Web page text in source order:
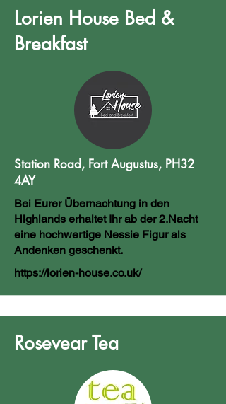
Lorien House Bed &
Breakfast
Station Road, Fort Augustus, PH32
4AY
Bei Eurer Übernachtung in den
Highlands erhaltet Ihr ab der 2.Nacht
eine hochwertige Nessie Figur als
Andenken geschenkt.
https://lorien-house.co.uk/
Rosevear Tea